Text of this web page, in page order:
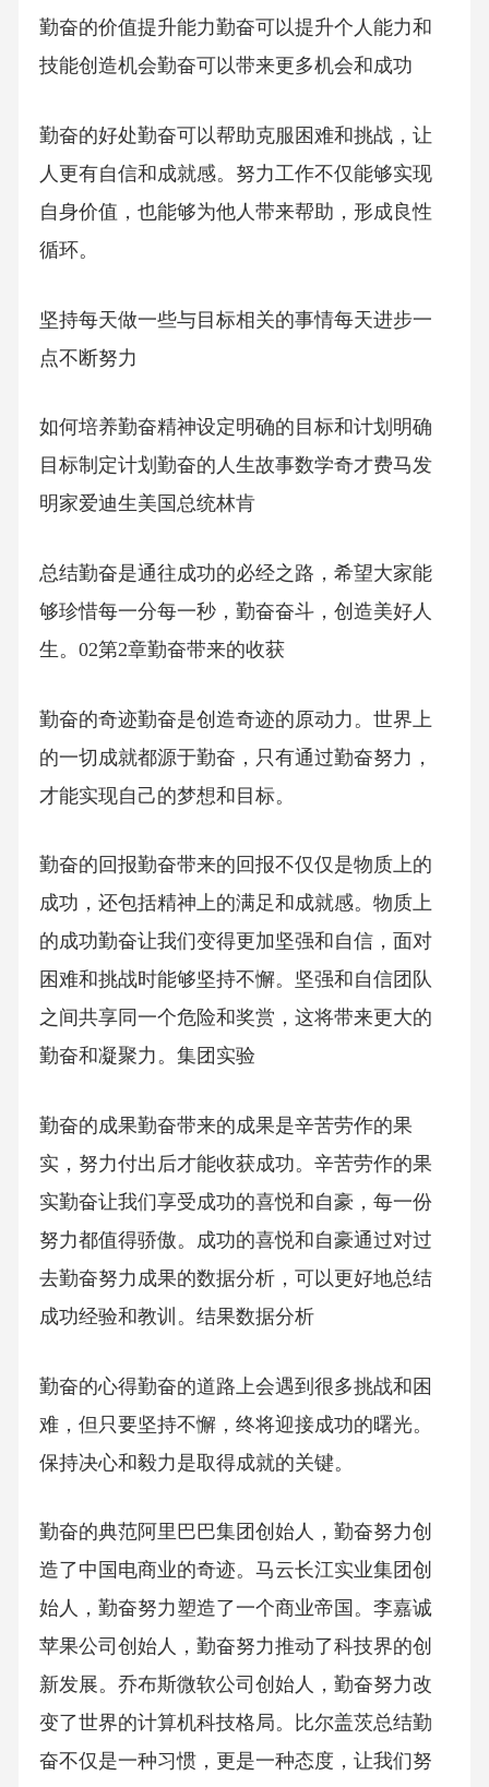
勤奋的价值提升能力勤奋可以提升个人能力和
技能创造机会勤奋可以带来更多机会和成功
勤奋的好处勤奋可以帮助克服困难和挑战，让
人更有自信和成就感。努力工作不仅能够实现
自身价值，也能够为他人带来帮助，形成良性
循环。
坚持每天做一些与目标相关的事情每天进步一
点不断努力
如何培养勤奋精神设定明确的目标和计划明确
目标制定计划勤奋的人生故事数学奇才费马发
明家爱迪生美国总统林肯
总结勤奋是通往成功的必经之路，希望大家能
够珍惜每一分每一秒，勤奋奋斗，创造美好人
生。02第2章勤奋带来的收获
勤奋的奇迹勤奋是创造奇迹的原动力。世界上
的一切成就都源于勤奋，只有通过勤奋努力，
才能实现自己的梦想和目标。
勤奋的回报勤奋带来的回报不仅仅是物质上的
成功，还包括精神上的满足和成就感。物质上
的成功勤奋让我们变得更加坚强和自信，面对
困难和挑战时能够坚持不懈。坚强和自信团队
之间共享同一个危险和奖赏，这将带来更大的
勤奋和凝聚力。集团实验
勤奋的成果勤奋带来的成果是辛苦劳作的果
实，努力付出后才能收获成功。辛苦劳作的果
实勤奋让我们享受成功的喜悦和自豪，每一份
努力都值得骄傲。成功的喜悦和自豪通过对过
去勤奋努力成果的数据分析，可以更好地总结
成功经验和教训。结果数据分析
勤奋的心得勤奋的道路上会遇到很多挑战和困
难，但只要坚持不懈，终将迎接成功的曙光。
保持决心和毅力是取得成就的关键。
勤奋的典范阿里巴巴集团创始人，勤奋努力创
造了中国电商业的奇迹。马云长江实业集团创
始人，勤奋努力塑造了一个商业帝国。李嘉诚
苹果公司创始人，勤奋努力推动了科技界的创
新发展。乔布斯微软公司创始人，勤奋努力改
变了世界的计算机科技格局。比尔盖茨总结勤
奋不仅是一种习惯，更是一种态度，让我们努